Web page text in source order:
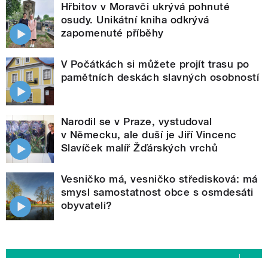
Hřbitov v Moravči ukrývá pohnuté
osudy. Unikátní kniha odkrývá
zapomenuté příběhy
V Počátkách si můžete projít trasu po
pamětních deskách slavných osobností
Narodil se v Praze, vystudoval
v Německu, ale duší je Jiří Vincenc
Slavíček malíř Žďárských vrchů
Vesničko má, vesničko středisková: má
smysl samostatnost obce s osmdesáti
obyvateli?